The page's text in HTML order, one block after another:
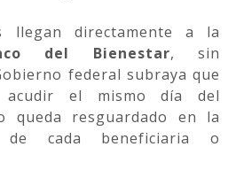
llegan directamente a la
del Bienestar, sin
federal subraya que
acudir el mismo día del
queda resguardado en la
de cada beneficiaria o